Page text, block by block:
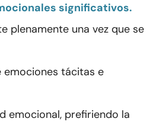
significativos.
plenamente una vez que se
emociones tácitas e
emocional, prefiriendo la